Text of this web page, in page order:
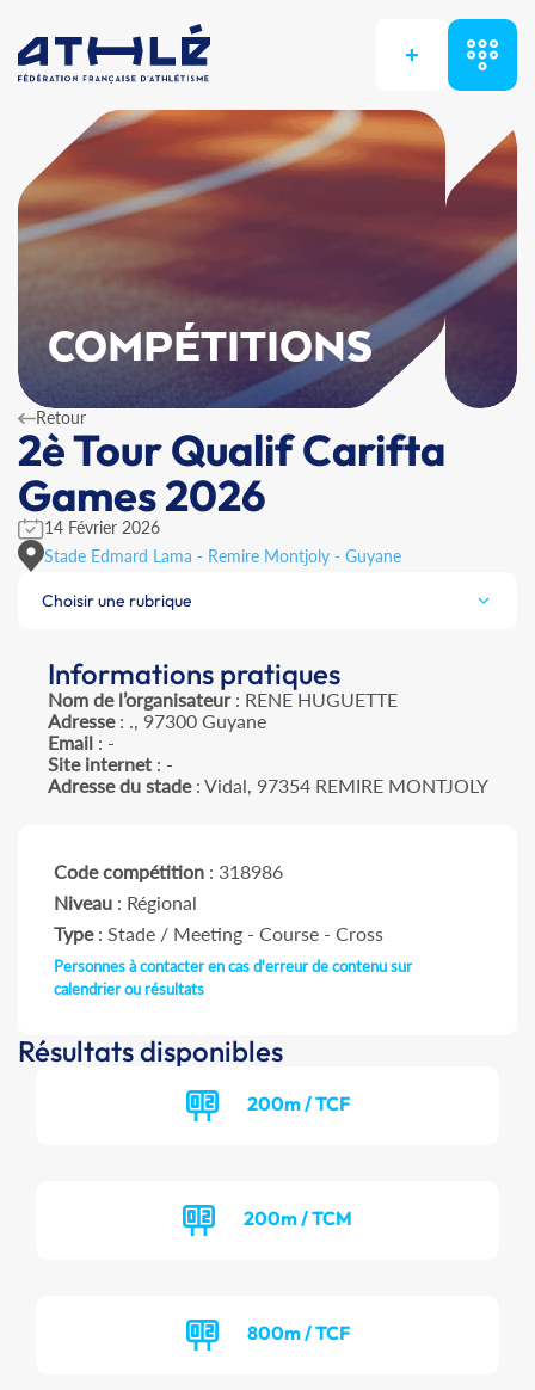
+
COMPÉTITIONS
Retour
2è Tour Qualif Carifta
Games 2026
14 Février 2026
Stade Edmard Lama - Remire Montjoly - Guyane
Choisir une rubrique
Informations pratiques
Nom de l’organisateur: RENE HUGUETTE
Adresse: ., 97300 Guyane
Email: -
Site internet: -
Adresse du stade: Vidal, 97354 REMIRE MONTJOLY
Code compétition : 318986
Niveau : Régional
Type: Stade / Meeting - Course - Cross
Personnes à contacter en cas d'erreur de contenu sur
calendrier ou résultats
Résultats disponibles
200m / TCF
200m / TCM
800m / TCF